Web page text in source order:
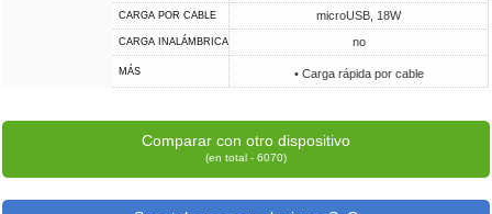
CARGA POR CABLE microUSB, 18W
CARGA INALÁMBRICA no
MÁS • Carga rápida por cable
Comparar con otro dispositivo
(en total - 6070)